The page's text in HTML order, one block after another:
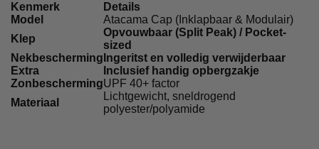
Kenmerk
Details
Model
Atacama Cap (Inklapbaar & Modulair)
Klep
Opvouwbaar (Split Peak) / Pocket-
sized
Nekbescherming Ingeritst en volledig verwijderbaar
Extra
Inclusief handig opbergzakje
ZonbeschermingUPF 40+ factor
Materiaal
Lichtgewicht, sneldrogend
polyester/polyamide